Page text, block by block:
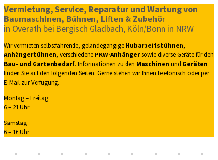
Vermietung, Service, Reparatur und Wartung von
Baumaschinen, Bühnen, Liften & Zubehör
in Overath bei Bergisch Gladbach, Köln/Bonn in NRW
Wir vermieten selbstfahrende, geländegängige Hubarbeitsbühnen,
Anhängerbühnen, verschiedene PKW-Anhängersowie diverse Geräte für den
Bau- und Gartenbedarf. Informationen zu den Maschinen und Geräten
finden Sie auf den folgenden Seiten. Gerne stehen wir Ihnen telefonisch oder per
E-Mail zur Verfügung.
Montag – Freitag:
6 – 21 Uhr
Samstag
6 – 16 Uhr